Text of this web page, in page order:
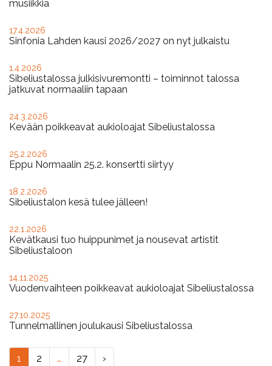
musiikkia
17.4.2026
Sinfonia Lahden kausi 2026/2027 on nyt julkaistu
1.4.2026
Sibeliustalossa julkisivuremontti – toiminnot talossa
jatkuvat normaaliin tapaan
24.3.2026
Kevään poikkeavat aukioloajat Sibeliustalossa
25.2.2026
Eppu Normaalin 25.2. konsertti siirtyy
18.2.2026
Sibeliustalon kesä tulee jälleen!
22.1.2026
Kevätkausi tuo huippunimet ja nousevat artistit
Sibeliustaloon
14.11.2025
Vuodenvaihteen poikkeavat aukioloajat Sibeliustalossa
27.10.2025
Tunnelmallinen joulukausi Sibeliustalossa
1 2 … 27 ›